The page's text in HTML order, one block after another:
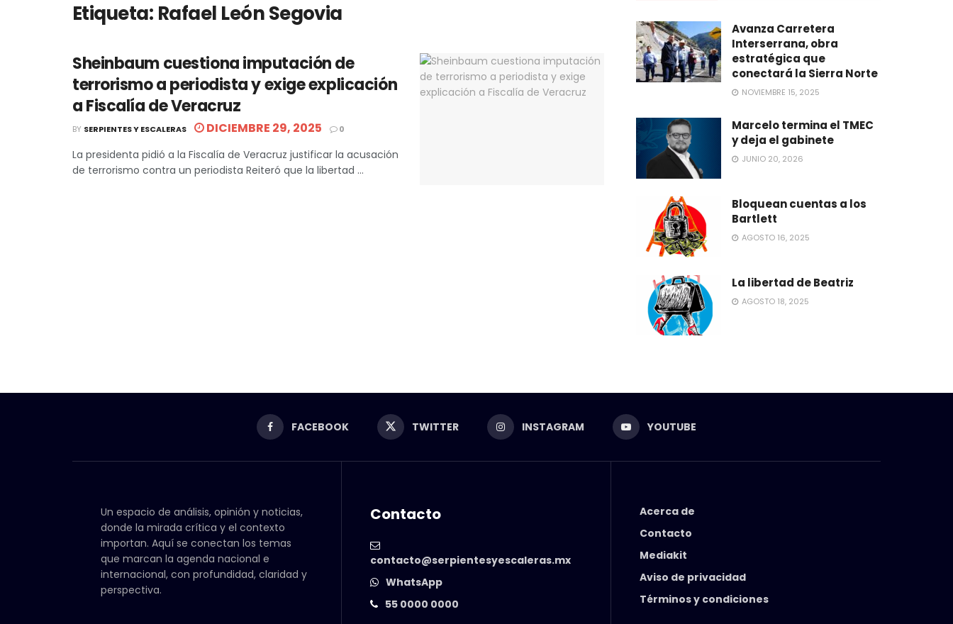
Etiqueta: Rafael León Segovia
Sheinbaum cuestiona imputación de
terrorismo a periodista y exige explicación
a Fiscalía de Veracruz
BY SERPIENTES Y ESCALERAS DICIEMBRE 29, 2025 0
La presidenta pidió a la Fiscalía de Veracruz justificar la acusación
de terrorismo contra un periodista Reiteró que la libertad ...
Avanza Carretera
Interserrana, obra
estratégica que
conectará la Sierra Norte
NOVIEMBRE 15, 2025
Marcelo termina el TMEC
y deja el gabinete
JUNIO 20, 2026
Bloquean cuentas a los
Bartlett
AGOSTO 16, 2025
La libertad de Beatriz
AGOSTO 18, 2025
FACEBOOK TWITTER INSTAGRAM YOUTUBE
Un espacio de análisis, opinión y noticias,
donde la mirada crítica y el contexto
importan. Aquí se conectan los temas
que marcan la agenda nacional e
internacional, con profundidad, claridad y
perspectiva.
Contacto
contacto@serpientesyescaleras.mx
WhatsApp
55 0000 0000
Acerca de
Contacto
Mediakit
Aviso de privacidad
Términos y condiciones